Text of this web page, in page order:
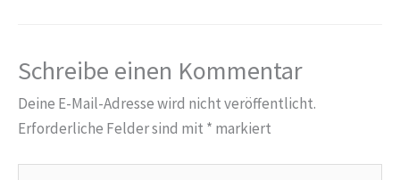
Schreibe einen Kommentar
Deine E-Mail-Adresse wird nicht veröffentlicht.
Erforderliche Felder sind mit * markiert